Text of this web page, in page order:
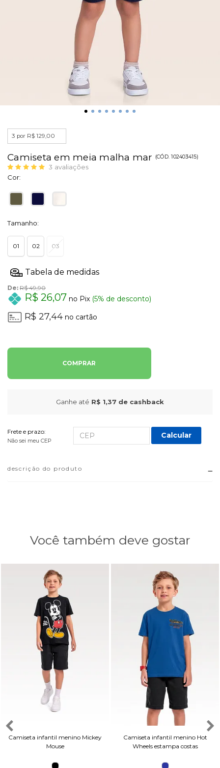
3 por R$ 129,00
Camiseta em meia malha mar (CÓD.102403415)
3 avaliações
Cor:
Tamanho:
01 02 03
De: R$ 49,90
R$ 26,07 no Pix (5% de desconto)
R$ 27,44 no cartão
COMPRAR
Ganhe até R$ 1,37 de cashback
Frete e prazo:
Não sei meu CEP
Calcular
descrição do produto
Você também deve gostar
Camiseta infantil menino Mickey
Mouse
Camiseta infantil menino Hot
Wheels estampa costas